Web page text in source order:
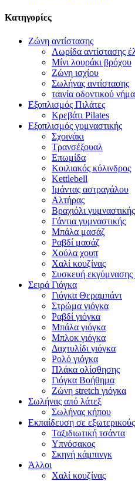
Κατηγορίες
Ζώνη αντίστασης
Λωρίδα αντίστασης
Μίνι λουράκι βρόχου
Ζώνη ισχίου
Σωλήνας αντίστασης
ταινία οδοντικού
Εξοπλισμός Πιλάτες
Κρεβάτι Pilates
Εξοπλισμός γυμναστικής
Σχοινάκι
Τρανσέξουαλ
Επωμίδα
Κοιλιακός κύλινδρος
Kettlebell
Ιμάντας αστραγάλου
Αλτήρας
Βραχιόλι γυμναστικής
Γάντια γυμναστικής
Μπάλα μασάζ
Ραβδί μασάζ
Χούλα χουπ
Χαλί κουζίνας
Συσκευή εκγύμνασης
Σειρά Γιόγκα
Γιόγκα Θεραμπάντ
Στρώμα γιόγκα
Ραβδί γιόγκα
Μπάλα γιόγκα
Μπλοκ γιόγκα
Δαχτυλίδι γιόγκα
Ρολό γιόγκα
Πλάκα ολίσθησης
Γιόγκα Βοήθημα
Ζώνη stretch γιόγκα
Σωλήνας από λάτεξ
Σωλήνας κήπου
Εκπαίδευση σε
Ταξιδιωτική τσάντα
Υπνόσακος
Σκηνή κάμπινγκ
Άλλοι
Χαλί κουζίνας